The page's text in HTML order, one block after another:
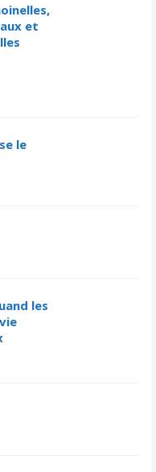
et
le
les